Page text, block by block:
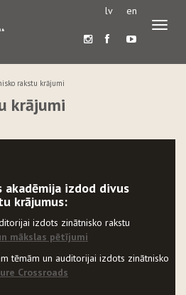
lv en
rakstu krājumi
krājumi
izdod divus
krājumus:
izdots zinātnisko rakstu
mākslas pētījumi
tēmām un auditorijai izdots zinātnisko
Crossroads